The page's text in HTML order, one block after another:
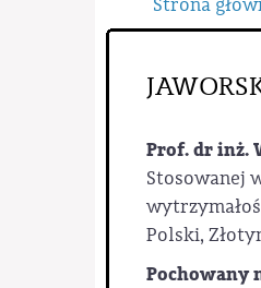
Strona
Prof. dr inż.
Stosowanej
Polski,
Pochowany